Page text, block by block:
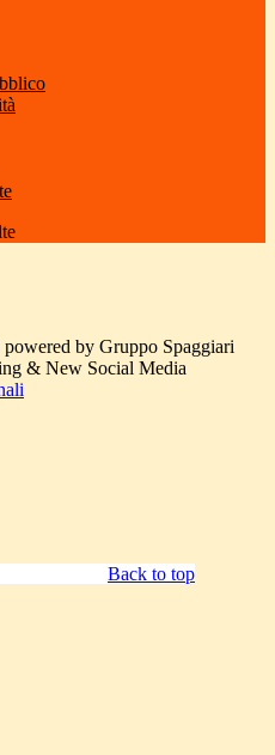
by Gruppo Spaggiari
& New Social Media
Back to top